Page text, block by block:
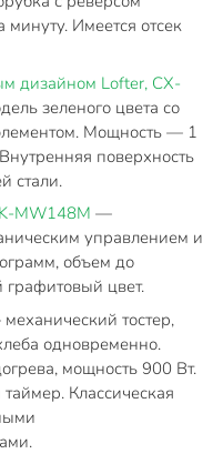
минуту. Имеется отсек
дизайном Lofter, CX-
зеленого цвета со
Мощность — 1
поверхность
стали.
MW148M —
управлением и
объем до
графитовый цвет.
тостер,
одновременно.
мощность 900 Вт.
Классическая